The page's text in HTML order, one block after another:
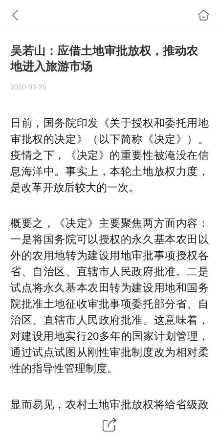
吴若山：应借土地审批放权，推动农
地进入旅游市场
2020-03-25
日前，国务院印发《关于授权和委托用地
审批权的决定》（以下简称《决定》）。
疫情之下，《决定》的重要性被淹没在信
息海洋中。事实上，本轮土地放权力度，
是改革开放后较大的一次。
概要之，《决定》主要聚焦两方面内容：
一是将国务院可以授权的永久基本农田以
外的农用地转为建设用地审批事项授权各
省、自治区、直辖市人民政府批准。二是
试点将永久基本农田转为建设用地和国务
院批准土地征收审批事项委托部分省、自
治区、直辖市人民政府批准。这意味着，
对建设用地实行20多年的国家计划管理，
通过试点试图从刚性审批制度改为相对柔
性的指导性管理制度。
显而易见，农村土地审批放权将给省级政
府更多自主权，立足世情、国情的深刻变